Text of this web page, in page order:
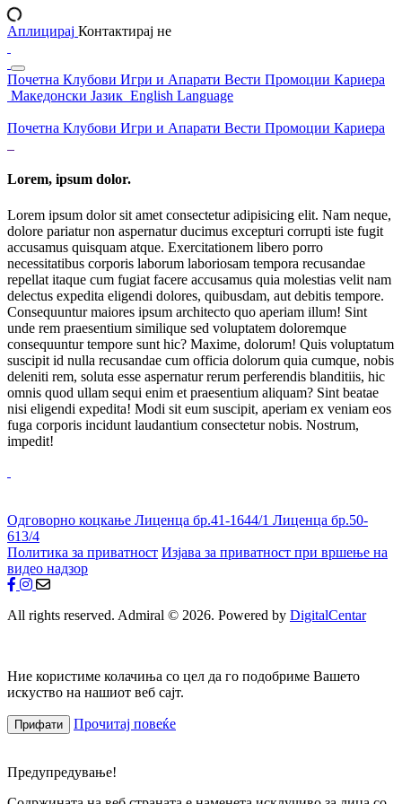
Аплицирај Контактирај не
Почетна Клубови Игри и Апарати Вести Промоции Кариера
Македонски Јазик English Language
Почетна Клубови Игри и Апарати Вести Промоции Кариера
Lorem, ipsum dolor.
Lorem ipsum dolor sit amet consectetur adipisicing elit. Nam neque,
dolore pariatur non aspernatur ducimus excepturi corrupti iste fugit
accusamus quisquam atque. Exercitationem libero porro
necessitatibus corporis laborum laboriosam tempora recusandae
repellat itaque cum fugiat facere accusamus quia molestias velit nam
delectus expedita eligendi dolores, quibusdam, aut debitis tempore.
Consequuntur maiores ipsum architecto quo aperiam illum! Sint
unde rem praesentium similique sed voluptatem doloremque
consequuntur tempore sunt hic? Maxime, dolorum! Quis voluptatum
suscipit id nulla recusandae cum officia dolorum quia cumque, nobis
deleniti rem, soluta esse aspernatur rerum perferendis blanditiis, hic
omnis quod ullam sequi enim et praesentium aliquam? Sint beatae
nisi eligendi expedita! Modi sit eum suscipit, aperiam ex veniam eos
fuga corporis incidunt laudantium consectetur nobis. Nostrum,
impedit!
Одговорно коцкање Лиценца бр.41-1644/1 Лиценца бр.50-
613/4
Политика за приватност Изјава за приватност при вршење на
видео надзор
All rights reserved. Admiral © 2026. Powered by DigitalCentar
Ние користиме колачиња со цел да го подобриме Вашето
искуство на нашиот веб сајт.
Прифати Прочитај повеќе
Предупредување!